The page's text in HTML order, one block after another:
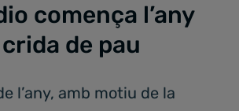
comença l’any
de pau
l’any, amb motiu de la